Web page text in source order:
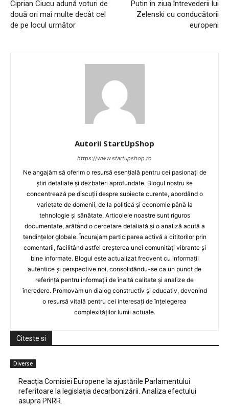
Ciprian Ciucu adună voturi de
două ori mai multe decât cel
de pe locul următor
Putin în ziua întrevederii lui
Zelenski cu conducătorii
europeni
Autorii StartUpShop
https://www.startupshop.ro
Ne angajăm să oferim o resursă esențială pentru cei pasionați de
știri detaliate și dezbateri aprofundate. Blogul nostru se
concentrează pe discuții despre subiecte curente, abordând o
varietate de domenii, de la politică și economie până la
tehnologie și sănătate. Articolele noastre sunt riguros
documentate, arătând o cercetare detaliată și o analiză acută a
tendințelor globale. Încurajăm participarea activă a cititorilor prin
comentarii, facilitând astfel creșterea unei comunități vibrante și
bine informate. Blogul este actualizat frecvent cu informații
autentice și perspective noi, consolidându-se ca un punct de
referință pentru informații de înaltă calitate și analize de
încredere. Promovăm un dialog constructiv și educativ, devenind
o resursă vitală pentru cei interesați de înțelegerea
complexităților lumii actuale.
Citeste si
Diverse
Reacția Comisiei Europene la ajustările Parlamentului
referitoare la legislația decarbonizării. Analiza efectului
asupra PNRR.